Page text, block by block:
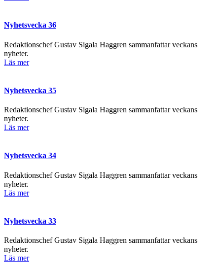
Nyhetsvecka 36
Redaktionschef Gustav Sigala Haggren sammanfattar veckans
nyheter.
Läs mer
Nyhetsvecka 35
Redaktionschef Gustav Sigala Haggren sammanfattar veckans
nyheter.
Läs mer
Nyhetsvecka 34
Redaktionschef Gustav Sigala Haggren sammanfattar veckans
nyheter.
Läs mer
Nyhetsvecka 33
Redaktionschef Gustav Sigala Haggren sammanfattar veckans
nyheter.
Läs mer